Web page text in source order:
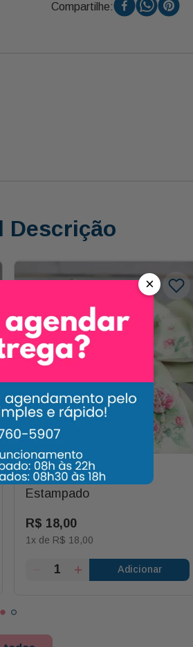
Compartilhe:
Descrição
Laço Duplo M Verde
Estampado
R$ 18,00
1x de R$ 18,00
Adicionar
×